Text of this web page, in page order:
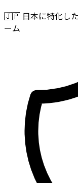
🇯🇵 日本に特化し
ーム